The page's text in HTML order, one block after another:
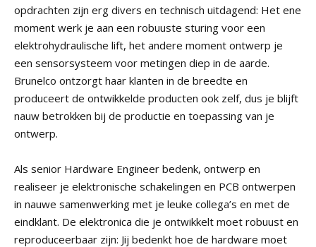
opdrachten zijn erg divers en technisch uitdagend: Het ene
moment werk je aan een robuuste sturing voor een
elektrohydraulische lift, het andere moment ontwerp je
een sensorsysteem voor metingen diep in de aarde.
Brunelco ontzorgt haar klanten in de breedte en
produceert de ontwikkelde producten ook zelf, dus je blijft
nauw betrokken bij de productie en toepassing van je
ontwerp.
Als senior Hardware Engineer bedenk, ontwerp en
realiseer je elektronische schakelingen en PCB ontwerpen
in nauwe samenwerking met je leuke collega’s en met de
eindklant. De elektronica die je ontwikkelt moet robuust en
reproduceerbaar zijn: Jij bedenkt hoe de hardware moet